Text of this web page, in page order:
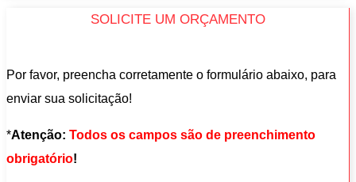
SOLICITE UM ORÇAMENTO
Por favor, preencha corretamente o formulário abaixo, para
enviar sua solicitação!
*Atenção: Todos os campos são de preenchimento
obrigatório!